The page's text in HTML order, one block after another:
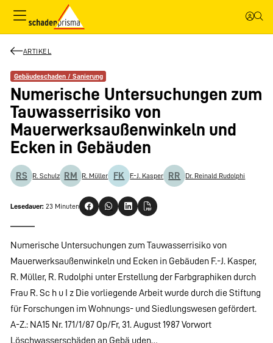
ARTIKEL
Gebäudeschaden / Sanierung
Numerische Untersuchungen zum
Tauwasserrisiko von
Mauerwerksaußenwinkeln und
Ecken in Gebäuden
RS R. Schulz RM R. Müller FK F.-J. Kasper RR Dr. Reinald Rudolphi
Lesedauer: 23 Minuten
Numerische Untersuchungen zum Tauwasserrisiko von
Mauerwerksaußenwinkeln und Ecken in Gebäuden F.-J. Kasper,
R. Müller, R. Rudolphi unter Erstellung der Farbgraphiken durch
Frau R. Sc h u I z Die vorliegende Arbeit wurde durch die Stiftung
für Forschungen im Wohnungs- und Siedlungswesen gefördert.
A-Z.: NA15 Nr. 171/1/87 Op/Fr, 31. August 1987 Vorwort
Löschwasserschäden an Gebä uden…